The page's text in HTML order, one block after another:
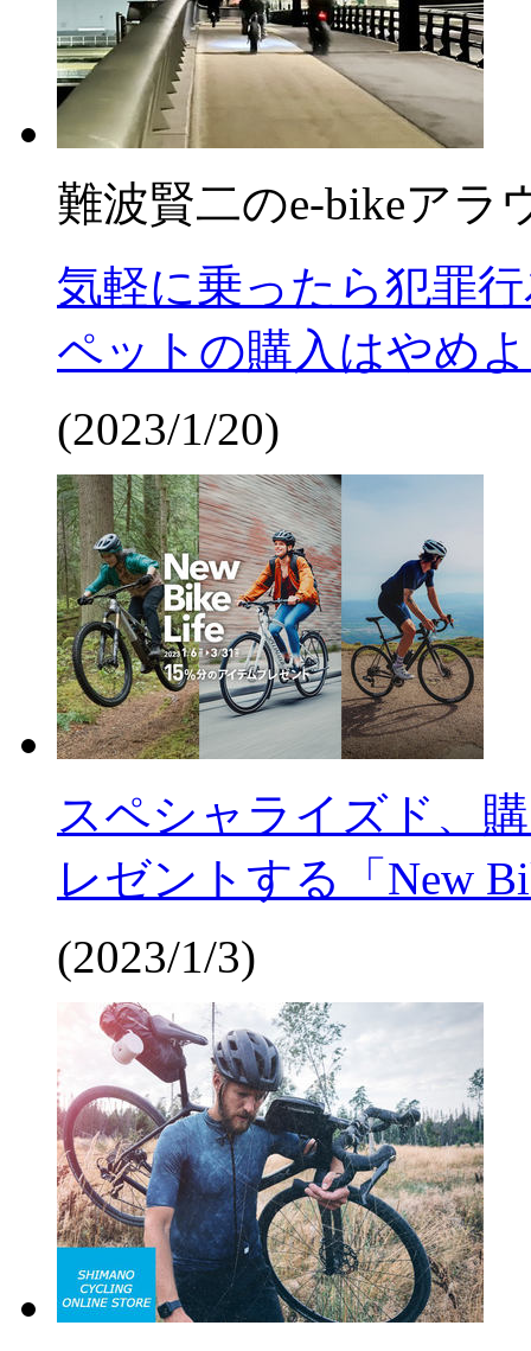
難波賢二のe-bikeアラ
気軽に乗ったら犯罪
ペットの購入はやめ
(2023/1/20)
スペシャライズド、
レゼントする「New
(2023/1/3)